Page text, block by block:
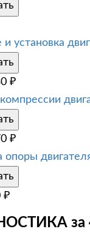
и установка
₽
₽
опоры
₽
за